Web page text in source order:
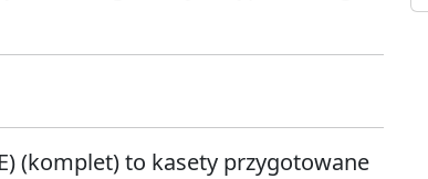
(komplet) to kasety przygotowane